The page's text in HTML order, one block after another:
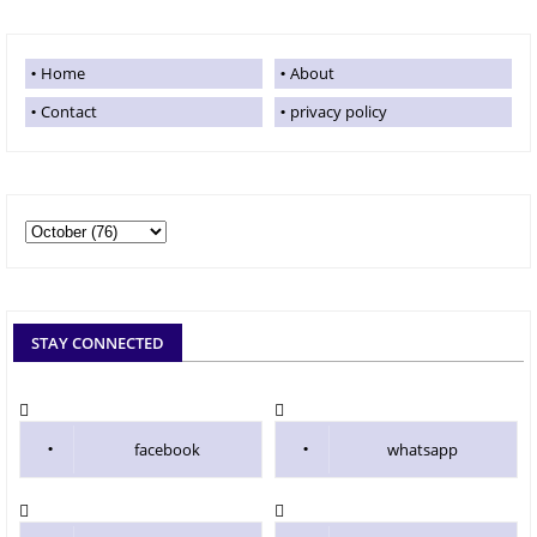
Home
About
Contact
privacy policy
STAY CONNECTED
facebook whatsapp